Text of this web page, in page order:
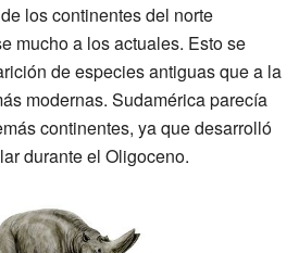
los continentes del norte
mucho a los actuales. Esto se
de especies antiguas que a la
modernas. Sudamérica parecía
continentes, ya que desarrolló
durante el Oligoceno.